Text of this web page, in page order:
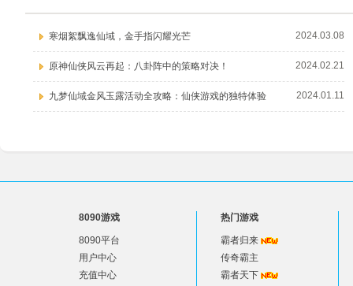
寒烟絮飘逸仙域，金手指闪耀光芒 2024.03.08
原神仙侠风云再起：八卦阵中的策略对决！ 2024.02.21
九梦仙域金风玉露活动全攻略：仙侠游戏的独特体验 2024.01.11
8090游戏
8090平台
用户中心
充值中心
热门游戏
霸者归来
传奇霸主
霸者天下